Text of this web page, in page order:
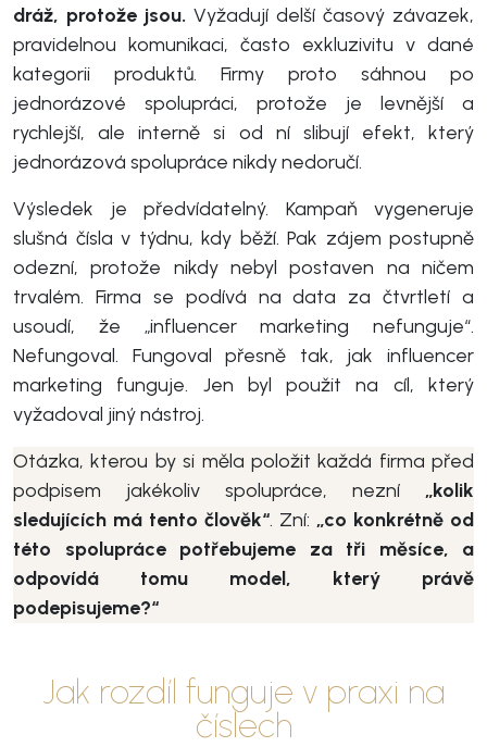
dráž, protože jsou. Vyžadují delší časový závazek,
pravidelnou komunikaci, často exkluzivitu v dané
kategorii produktů. Firmy proto sáhnou po
jednorázové spolupráci, protože je levnější a
rychlejší, ale interně si od ní slibují efekt, který
jednorázová spolupráce nikdy nedoručí.
Výsledek je předvídatelný. Kampaň vygeneruje
slušná čísla v týdnu, kdy běží. Pak zájem postupně
odezní, protože nikdy nebyl postaven na ničem
trvalém. Firma se podívá na data za čtvrtletí a
usoudí, že „influencer marketing nefunguje“.
Nefungoval. Fungoval přesně tak, jak influencer
marketing funguje. Jen byl použit na cíl, který
vyžadoval jiný nástroj.
Otázka, kterou by si měla položit každá firma před
podpisem jakékoliv spolupráce, nezní „kolik
sledujících má tento člověk“. Zní: „co konkrétně od
této spolupráce potřebujeme za tři měsíce, a
odpovídá tomu model, který právě
podepisujeme?“
Jak rozdíl funguje v praxi na
číslech